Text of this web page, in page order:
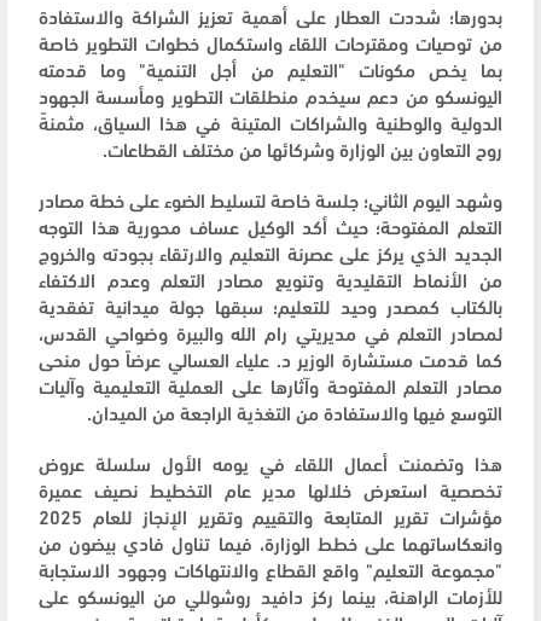
بدورها؛ شددت العطار على أهمية تعزيز الشراكة والاستفادة
من توصيات ومقترحات اللقاء واستكمال خطوات التطوير خاصة
بما يخص مكونات "التعليم من أجل التنمية" وما قدمته
اليونسكو من دعم سيخدم منطلقات التطوير ومأسسة الجهود
الدولية والوطنية والشراكات المتينة في هذا السياق، مثمنةً
روح التعاون بين الوزارة وشركائها من مختلف القطاعات.
وشهد اليوم الثاني؛ جلسة خاصة لتسليط الضوء على خطة مصادر
التعلم المفتوحة؛ حيث أكد الوكيل عساف محورية هذا التوجه
الجديد الذي يركز على عصرنة التعليم والارتقاء بجودته والخروج
من الأنماط التقليدية وتنويع مصادر التعلم وعدم الاكتفاء
بالكتاب كمصدر وحيد للتعليم؛ سبقها جولة ميدانية تفقدية
لمصادر التعلم في مديريتي رام الله والبيرة وضواحي القدس،
كما قدمت مستشارة الوزير د. علياء العسالي عرضاً حول منحى
مصادر التعلم المفتوحة وآثارها على العملية التعليمية وآليات
التوسع فيها والاستفادة من التغذية الراجعة من الميدان.
هذا وتضمنت أعمال اللقاء في يومه الأول سلسلة عروض
تخصصية استعرض خلالها مدير عام التخطيط نصيف عميرة
مؤشرات تقرير المتابعة والتقييم وتقرير الإنجاز للعام 2025
وانعكاساتهما على خطط الوزارة، فيما تناول فادي بيضون من
"مجموعة التعليم" واقع القطاع والانتهاكات وجهود الاستجابة
للأزمات الراهنة، بينما ركز دافيد روشوللي من اليونسكو على